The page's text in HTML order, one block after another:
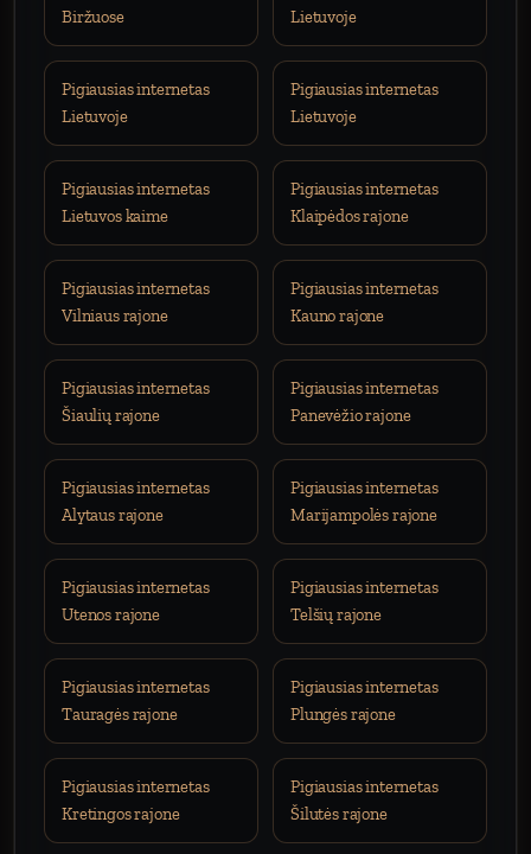
Biržuose
Lietuvoje
Pigiausias internetas
Lietuvoje
Pigiausias internetas
Lietuvoje
Pigiausias internetas
Lietuvos kaime
Pigiausias internetas
Klaipėdos rajone
Pigiausias internetas
Vilniaus rajone
Pigiausias internetas
Kauno rajone
Pigiausias internetas
Šiaulių rajone
Pigiausias internetas
Panevėžio rajone
Pigiausias internetas
Alytaus rajone
Pigiausias internetas
Marijampolės rajone
Pigiausias internetas
Utenos rajone
Pigiausias internetas
Telšių rajone
Pigiausias internetas
Tauragės rajone
Pigiausias internetas
Plungės rajone
Pigiausias internetas
Kretingos rajone
Pigiausias internetas
Šilutės rajone